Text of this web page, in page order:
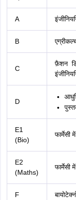
A
B
C
फ़ैशन
D
E1
(Bio)
फार्मेसी
E2
(Maths)
फार्मेसी
F